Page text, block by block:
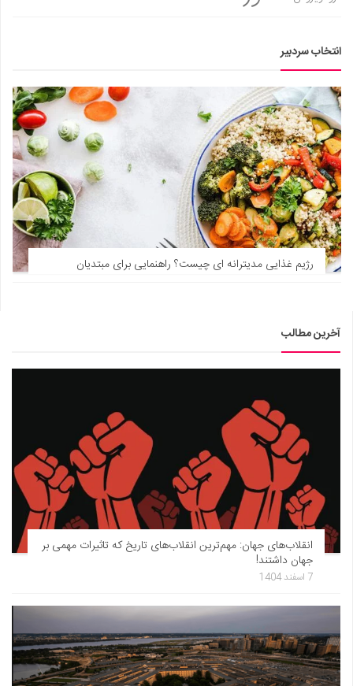
انتخاب سردبیر
رژیم غذایی مدیترانه ای چیست؟ راهنمایی برای مبتدیان
آخرین مطالب
انقلاب‌های جهان: مهم‌ترین انقلاب‌های تاریخ که تاثیرات مهمی بر
جهان داشتند!
7 اسفند 1404